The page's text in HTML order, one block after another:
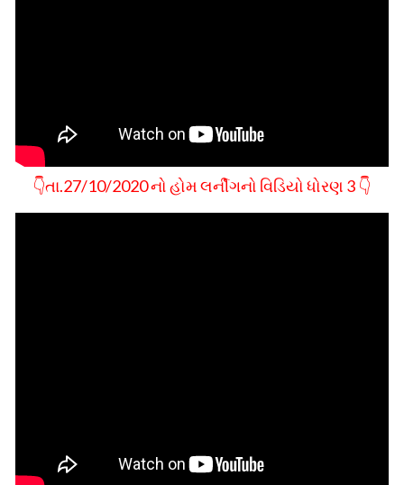
👇તા.27/10/2020 નો હોમ લર્નીગનો વિડિયો ધોરણ 3 👇